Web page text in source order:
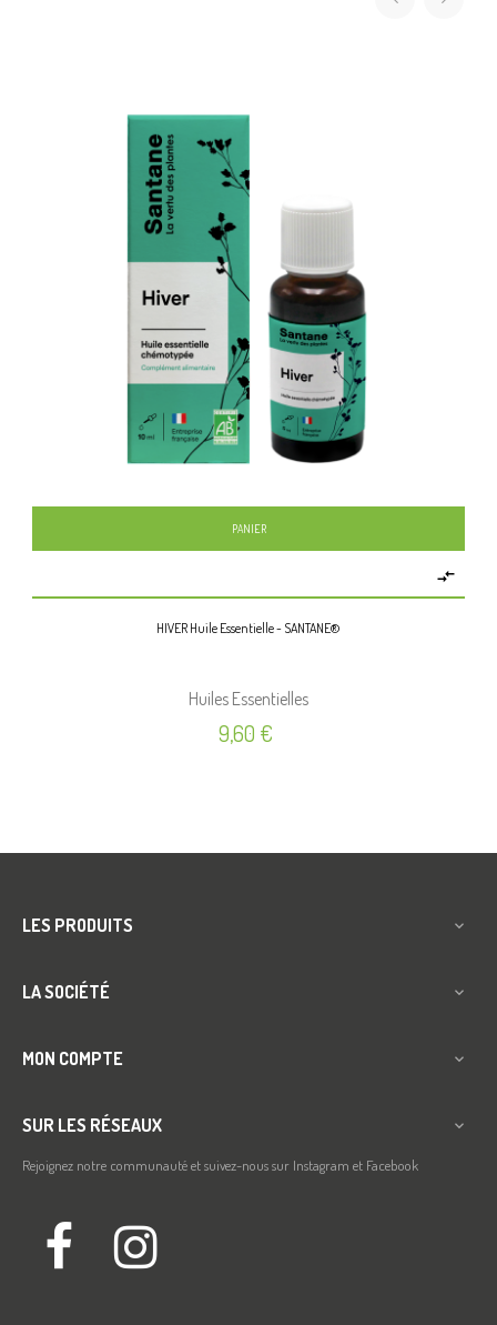
PANIER

HIVER Huile Essentielle - SANTANE®
Huiles Essentielles
Prix
9,60 €
LES PRODUITS 
LA SOCIÉTÉ 
MON COMPTE 
SUR LES RÉSEAUX 
Rejoignez notre communauté et suivez-nous sur Instagram et Facebook
Facebook